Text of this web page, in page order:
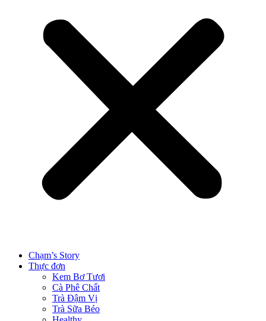
Chạm’s Story
Thực đơn
Kem Bơ Tươi
Cà Phê Chất
Trà Đậm Vị
Trà Sữa Béo